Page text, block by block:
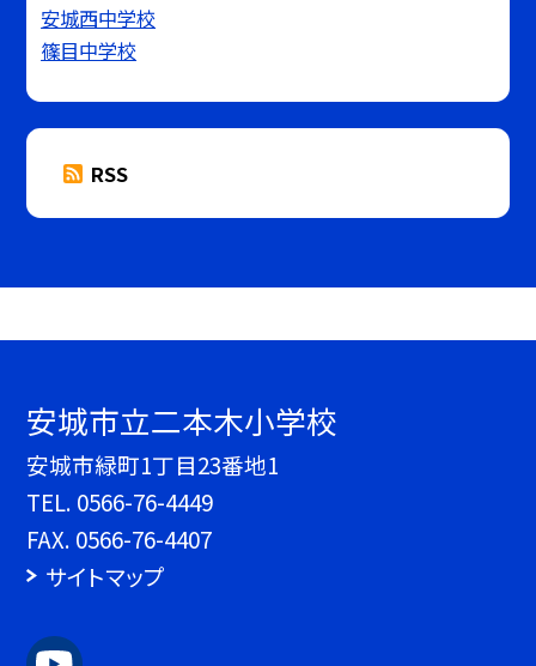
安城西中学校
篠目中学校
RSS
安城市立二本木小学校
安城市緑町1丁目23番地1
TEL. 0566-76-4449
FAX. 0566-76-4407
サイトマップ